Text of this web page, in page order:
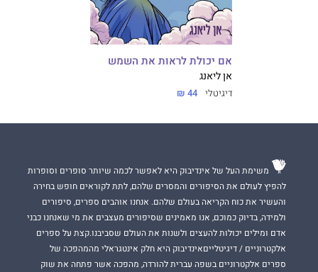
אם יכולת לראות את השמש
אן ליאנג
דיגיטלי 44 ₪
משימת העל של אינדיבוק היא לאפשר לכמה שיותר סופרים וסופרות
להפיץ לעולם את הסיפורים והמסרים שלהם, לתת לקוראים חופש בחירה
והעשיר את כוח הקריאה בעולם שלהם. אנחנו אוהבים ספרים, סיפורים
ולמידה, בדיוק כמוכם, אנו מאמינים שסיפורים מעצבים את מי שאנחנו כבני
אדם ומילים יכולות להעצים ולשנות את העולם שסביבנו.קצת על ספרים
אלקטרוניים / דיגיטלייםאינדיבוק היא חלק אינטגראלי מהמהפכה של
ספרים אלקטרוניים בשפה עברית להורדה, מהפכה אשר פתחה את שוק